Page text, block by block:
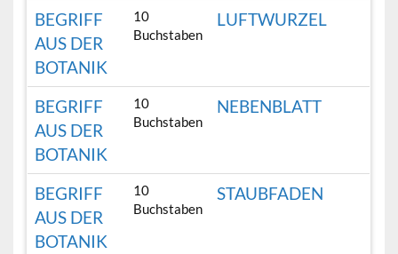
BEGRIFF
AUS DER
BOTANIK
10
Buchstaben
LUFTWURZEL
BEGRIFF
AUS DER
BOTANIK
10
Buchstaben
NEBENBLATT
BEGRIFF
AUS DER
BOTANIK
10
Buchstaben
STAUBFADEN